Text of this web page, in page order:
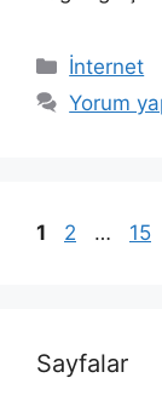
Kategoriler
İnternet
Yorum
Yazı
Sayfa
1 Sayfa
2 … 15
Sayfalar